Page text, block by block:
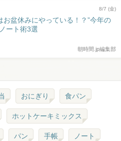
8/7 (金)
お盆休みにやっている！？”今年の
ート術3選
朝時間.jp編集部
おにぎり 食パン
ホットケーキミックス
パン 手帳 ノート